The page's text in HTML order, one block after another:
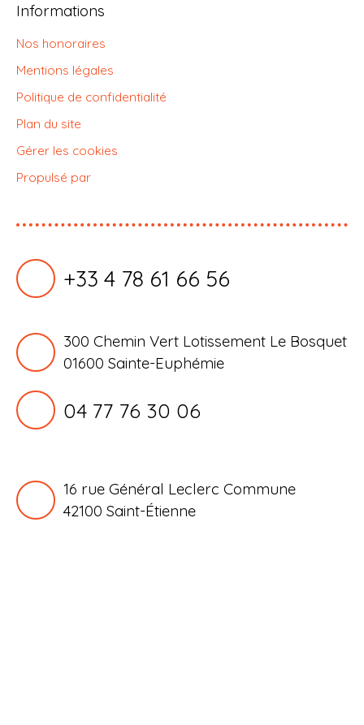
Informations
Nos honoraires
Mentions légales
Politique de confidentialité
Plan du site
Gérer les cookies
Propulsé par
+33 4 78 61 66 56
300 Chemin Vert Lotissement Le Bosquet
01600 Sainte-Euphémie
04 77 76 30 06
16 rue Général Leclerc Commune
42100 Saint-Étienne